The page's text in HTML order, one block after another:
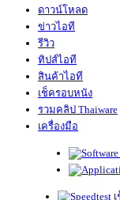
ดาวน์โหลด
ข่าวไอที
รีวิว
ทิปส์ไอที
สินค้าไอที
เช็ครอบหนัง
รวมคลิป Thaiware
เครื่องมือ